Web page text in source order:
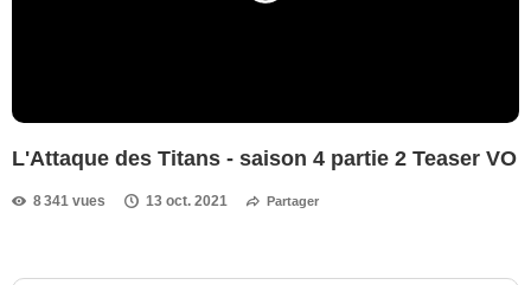
L'Attaque des Titans - saison 4 partie 2 Teaser VO
8 341 vues 13 oct. 2021 Partager